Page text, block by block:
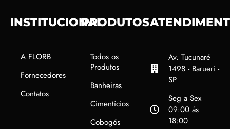
INSTITUCIONAL
A FLORB
Fornecedores
Contatos
PRODUTOS
Todos os
Produtos
Banheiras
Cimentícios
Cobogós
Av. Tucunaré
1498 - Barueri -
SP
Seg a Sex
09:00 ás
18:00